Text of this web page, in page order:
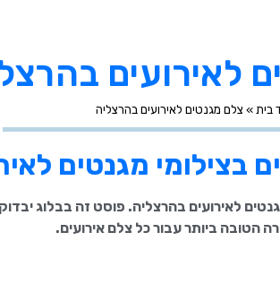
לאירועים
בית » צלם מגנטים לאירועים בהרצליה
בצילומי מגנטים
לאירועים בהרצליה. פוסט זה בבלוג
הטובה ביותר עבור כל צלם אירועים.